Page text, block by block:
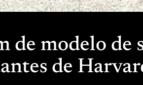
modelo de
de